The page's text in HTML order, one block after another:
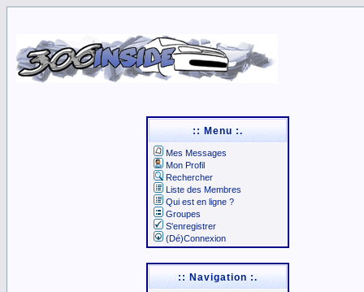
:: Menu :.
Mes Messages
Mon Profil
Rechercher
Liste des Membres
Qui est en ligne ?
Groupes
S'enregistrer
(Dé)Connexion
:: Navigation :.